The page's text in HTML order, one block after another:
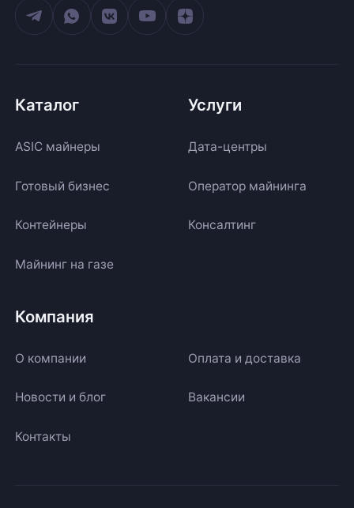
Каталог
ASIC майнеры
Готовый бизнес
Контейнеры
Майнинг на газе
Услуги
Дата-центры
Оператор майнинга
Консалтинг
Компания
О компании Оплата и доставка
Новости и блог Вакансии
Контакты